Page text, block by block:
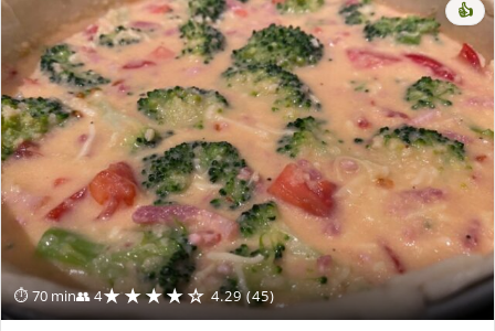
⏱ 70 min👥 4★★★★☆ 4.29 (45)
👍